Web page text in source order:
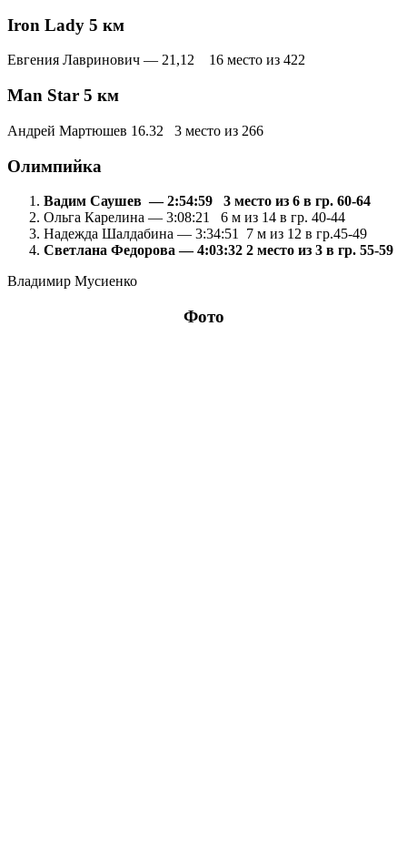
Iron Lady 5 км
Евгения Лавринович — 21,12 16 место из 422
Man Star 5 км
Андрей Мартюшев 16.32 3 место из 266
Олимпийка
Вадим Саушев — 2:54:59 3 место из 6 в гр. 60-64
Ольга Карелина — 3:08:21 6 м из 14 в гр. 40-44
Надежда Шалдабина — 3:34:51 7 м из 12 в гр.45-49
Светлана Федорова — 4:03:32 2 место из 3 в гр. 55-59
Владимир Мусиенко
Фото